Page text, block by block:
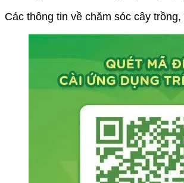
Các thông tin về chăm sóc cây